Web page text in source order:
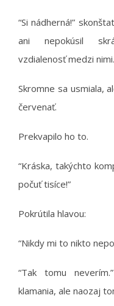
“Si nádherná!”
ani nepokúsil
vzdialenosť medzi nimi.
Skromne sa usmiala,
červenať.
Prekvapilo ho to.
“Kráska, takýchto
počuť tisíce!”
Pokrútila hlavou:
“Nikdy mi to nikto
“Tak tomu
klamania, ale naozaj